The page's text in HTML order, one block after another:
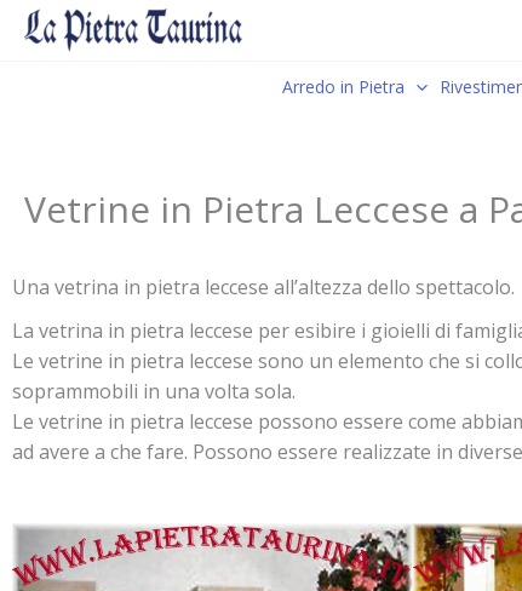
Arredo in Pietra
Vetrine in Pietra Leccese a
Una vetrina in pietra leccese all’altezza dello spettacolo.
La vetrina in pietra leccese per esibire i gioielli di
Le vetrine in pietra leccese sono un elemento che si
soprammobili in una volta sola.
Le vetrine in pietra leccese possono essere come
ad avere a che fare. Possono essere realizzate in